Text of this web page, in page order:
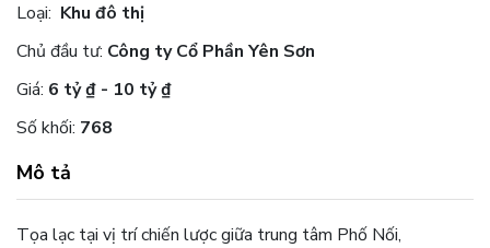
Loại: Khu đô thị
Chủ đầu tư: Công ty Cổ Phần Yên Sơn
Giá: 6 tỷ ₫ - 10 tỷ ₫
Số khối: 768
Mô tả
Tọa lạc tại vị trí chiến lược giữa trung tâm Phố Nối,